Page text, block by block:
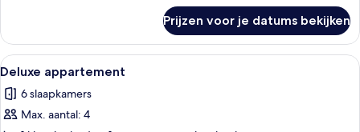
tweepersoonskamer,
slaapkamer
Prijzen voor je datums bekijken
Alle
foto's
voor
Deluxe
Een moderne hotelkamer met een
11
Deluxe appartement
6 slaapkamers
Max. aantal: 4